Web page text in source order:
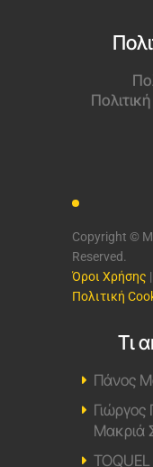
Copyright ©
Reserved.
Όροι Χρήσης |
Πολιτική
Τι
Πάνος
Γιώργος
Μακριά